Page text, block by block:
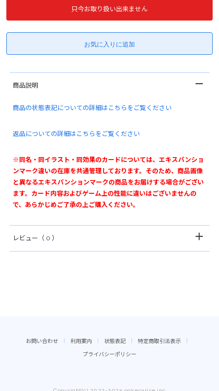
只今お取り扱い出来ません
商品説明
商品の状態表記についての詳細はこちらをご覧ください
返品についての詳細はこちらをご覧ください
※同名・同イラスト・同効果のカードについては、エキスパンショ
ンマーク違いの在庫を共通管理しております。そのため、商品画像
と異なるエキスパンションマークの商品をお届けする場合がござい
ます。カード内容およびゲーム上の性能に違いはございませんの
で、あらかじめご了承の上ご購入ください。
レビュー （ 0 ）
お問い合わせ 利用案内 状態表記 特定商取引法表示
プライバシーポリシー